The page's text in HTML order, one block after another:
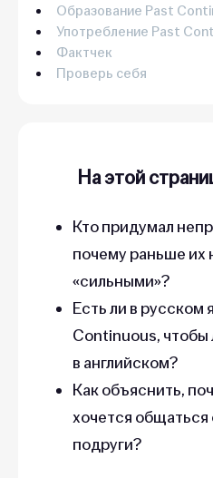
Образование Past
Употребление Past
Фактчек
Проверь себя
На этой
Кто придумал
почему раньше их
«сильными»?
Есть ли в русском
Continuous, чтобы
в английском?
Как объяснить,
хочется
подруги?